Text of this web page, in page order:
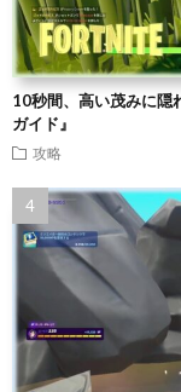
10秒間、高い茂みに隠
ガイド』
攻略